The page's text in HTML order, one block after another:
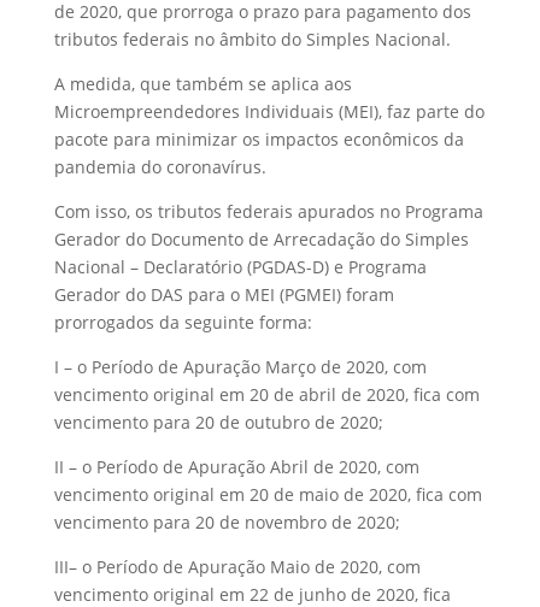
de 2020, que prorroga o prazo para pagamento dos
tributos federais no âmbito do Simples Nacional.
A medida, que também se aplica aos
Microempreendedores Individuais (MEI), faz parte do
pacote para minimizar os impactos econômicos da
pandemia do coronavírus.
Com isso, os tributos federais apurados no Programa
Gerador do Documento de Arrecadação do Simples
Nacional – Declaratório (PGDAS-D) e Programa
Gerador do DAS para o MEI (PGMEI) foram
prorrogados da seguinte forma:
I – o Período de Apuração Março de 2020, com
vencimento original em 20 de abril de 2020, fica com
vencimento para 20 de outubro de 2020;
II – o Período de Apuração Abril de 2020, com
vencimento original em 20 de maio de 2020, fica com
vencimento para 20 de novembro de 2020;
III– o Período de Apuração Maio de 2020, com
vencimento original em 22 de junho de 2020, fica